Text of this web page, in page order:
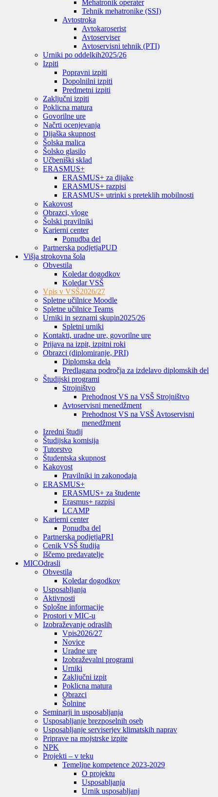
Mehatronik operater
Tehnik mehatronike (SSI)
Avtostroka
Avtokaroserist
Avtoserviser
Avtoservisni tehnik (PTI)
Urniki po oddelkih2025/26
Izpiti
Popravni izpiti
Dopolnilni izpiti
Predmetni izpiti
Zaključni izpiti
Poklicna matura
Govorilne ure
Načrti ocenjevanja
Dijaška skupnost
Šolska malica
Šolsko glasilo
Učbeniški sklad
ERASMUS+
ERASMUS+ za dijake
ERASMUS+ razpisi
ERASMUS+ utrinki s preteklih mobilnosti
Kakovost
Obrazci, vloge
Šolski pravilniki
Karierni center
Ponudba del
Partnerska podjetjaPUD
Višja strokovna šola
Obvestila
Koledar dogodkov
Koledar VSŠ
Vpis v VSŠ2026/27
Spletne učilnice Moodle
Spletne učilnice Teams
Urniki in seznami skupin2025/26
Spletni urniki
Kontakti, uradne ure, govorilne ure
Prijava na izpit, izpitni roki
Obrazci (diplomiranje, PRI)
Diplomska dela
Predlagana področja za izdelavo diplomskih del
Študijski programi
Strojništvo
Prehodnost VS na VSŠ Strojništvo
Avtoservisni menedžment
Prehodnost VS na VSŠ Avtoservisni
menedžment
Izredni študij
Študijska komisija
Tutorstvo
Študentska skupnost
Kakovost
Pravilniki in zakonodaja
ERASMUS+
ERASMUS+ za študente
Erasmus+ razpisi
LCAMP
Karierni center
Ponudba del
Partnerska podjetjaPRI
Cenik VSŠ študija
Iščemo predavatelje
MICOdrasli
Obvestila
Koledar dogodkov
Usposabljanja
Aktivnosti
Splošne informacije
Prostori v MIC-u
Izobraževanje odraslih
Vpis2026/27
Novice
Uradne ure
Izobraževalni programi
Urniki
Zaključni izpit
Poklicna matura
Obrazci
Šolnine
Seminarji in usposabljanja
Usposabljanje brezposelnih oseb
Usposabljanje serviserjev klimatskih naprav
Priprave na mojstrske izpite
NPK
Projekti – v teku
Temeljne kompetence 2023-2029
O projektu
Usposabljanja
Urnik usposabljanj